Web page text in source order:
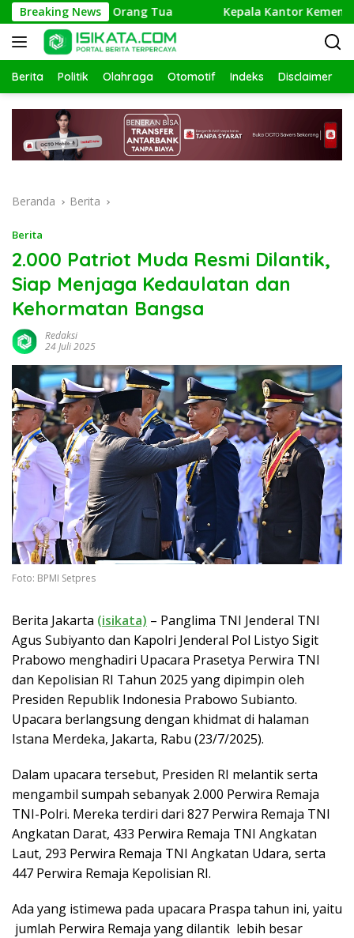
Langsung
ke
konten
Breaking News
Orang Tua Kepala Kantor Kemenag
Berita Politik Olahraga Otomotif Indeks Disclaimer
Beranda Berita
Berita
2.000 Patriot Muda Resmi Dilantik,
Siap Menjaga Kedaulatan dan
Kehormatan Bangsa
Redaksi
24 Juli 2025
Foto: BPMI Setpres
Berita Jakarta (isikata) – Panglima TNI Jenderal TNI
Agus Subiyanto dan Kapolri Jenderal Pol Listyo Sigit
Prabowo menghadiri Upacara Prasetya Perwira TNI
dan Kepolisian RI Tahun 2025 yang dipimpin oleh
Presiden Republik Indonesia Prabowo Subianto.
Upacara berlangsung dengan khidmat di halaman
Istana Merdeka, Jakarta, Rabu (23/7/2025).
Dalam upacara tersebut, Presiden RI melantik serta
mengambil sumpah sebanyak 2.000 Perwira Remaja
TNI-Polri. Mereka terdiri dari 827 Perwira Remaja TNI
Angkatan Darat, 433 Perwira Remaja TNI Angkatan
Laut, 293 Perwira Remaja TNI Angkatan Udara, serta
447 Perwira Remaja Kepolisian RI.
Ada yang istimewa pada upacara Praspa tahun ini, yaitu
jumlah Perwira Remaja yang dilantik lebih besar